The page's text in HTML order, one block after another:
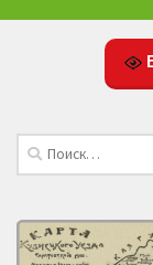
Найти: